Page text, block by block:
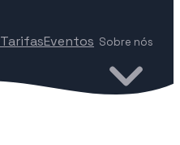
TarifasEventos Sobre nós